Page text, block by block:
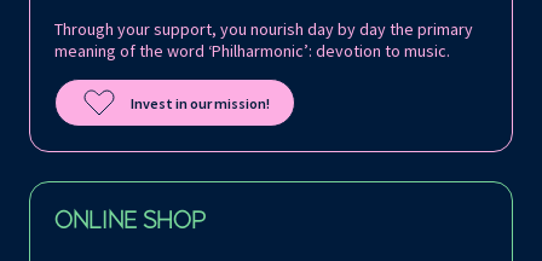
Through your support, you nourish day by day the primary
meaning of the word ‘Philharmonic’: devotion to music.
Invest in our mission!
ONLINE SHOP